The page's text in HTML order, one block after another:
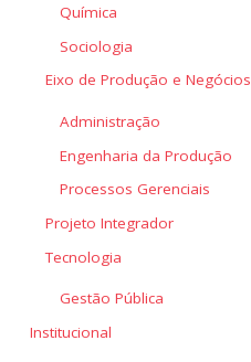
Química
Sociologia
Eixo de Produção e Negócios
Administração
Engenharia da Produção
Processos Gerenciais
Projeto Integrador
Tecnologia
Gestão Pública
Institucional